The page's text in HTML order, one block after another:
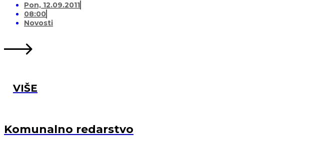
Pon, 12.09.2011
08:00
Novosti
VIŠE
Komunalno redarstvo